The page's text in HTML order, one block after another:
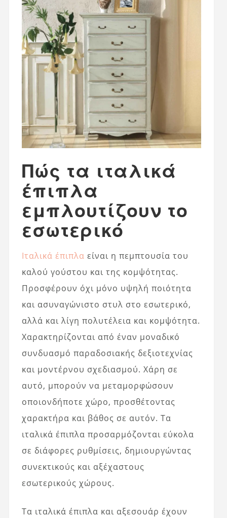
Πώς τα ιταλικά
έπιπλα
εμπλουτίζουν το
εσωτερικό
Ιταλικά έπιπλα είναι η πεμπτουσία του
καλού γούστου και της κομψότητας.
Προσφέρουν όχι μόνο υψηλή ποιότητα
και ασυναγώνιστο στυλ στο εσωτερικό,
αλλά και λίγη πολυτέλεια και κομψότητα.
Χαρακτηρίζονται από έναν μοναδικό
συνδυασμό παραδοσιακής δεξιοτεχνίας
και μοντέρνου σχεδιασμού. Χάρη σε
αυτό, μπορούν να μεταμορφώσουν
οποιονδήποτε χώρο, προσθέτοντας
χαρακτήρα και βάθος σε αυτόν. Τα
ιταλικά έπιπλα προσαρμόζονται εύκολα
σε διάφορες ρυθμίσεις, δημιουργώντας
συνεκτικούς και αξέχαστους
εσωτερικούς χώρους.
Τα ιταλικά έπιπλα και αξεσουάρ έχουν